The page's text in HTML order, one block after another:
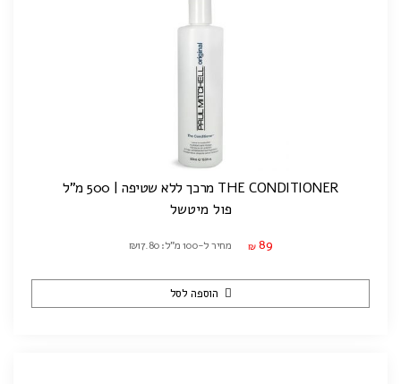
THE CONDITIONER מרכך ללא שטיפה | 500 מ"ל
פול מיטשל
₪ 89 מחיר ל-100 מ"ל: ₪17.80
הוספה לסל